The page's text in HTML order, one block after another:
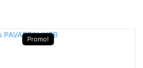
Promo!